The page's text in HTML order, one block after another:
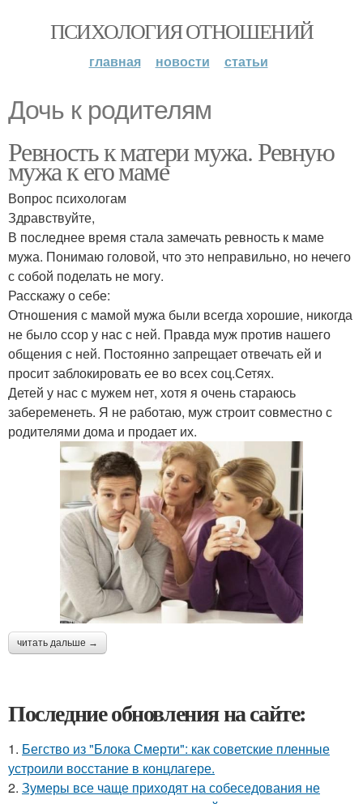
ПСИХОЛОГИЯ ОТНОШЕНИЙ
главная новости статьи
Дочь к родителям
Ревность к матери мужа. Ревную
мужа к его маме
Вопрос психологам
Здравствуйте,
В последнее время стала замечать ревность к маме
мужа. Понимаю головой, что это неправильно, но нечего
с собой поделать не могу.
Расскажу о себе:
Отношения с мамой мужа были всегда хорошие, никогда
не было ссор у нас с ней. Правда муж против нашего
общения с ней. Постоянно запрещает отвечать ей и
просит заблокировать ее во всех соц.Сетях.
Детей у нас с мужем нет, хотя я очень стараюсь
забеременеть. Я не работаю, муж строит совместно с
родителями дома и продает их.
читать дальше →
Последние обновления на сайте:
1. Бегство из "Блока Смерти": как советские пленные
устроили восстание в концлагере.
2. Зумеры все чаще приходят на собеседования не